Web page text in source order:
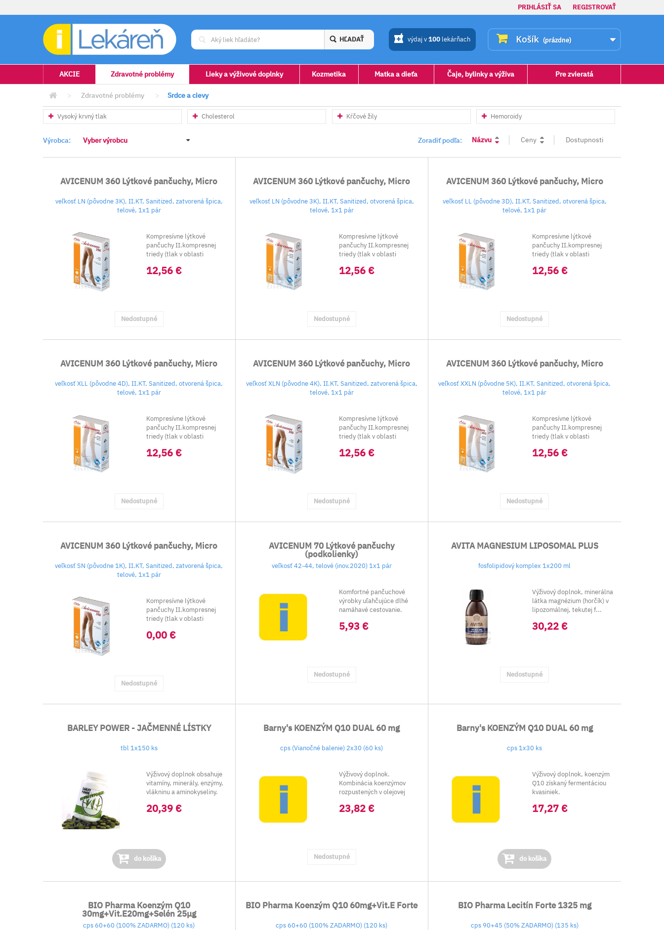
PRIHLÁSIŤ SA REGISTROVAŤ
Košík (prázdne)
HĽADAŤ výdaj v100 lekárňach
AKCIE Zdravotné problémy Lieky a výživové doplnky Kozmetika Matka a dieťa Čaje, bylinky a výživa Pre zvieratá
> Zdravotné problémy > Srdce a cievy
Vysoký krvný tlak Cholesterol Kŕčové žily Hemoroidy
Výrobca: Vyber výrobcu Zoradiť podľa: Názvu Ceny Dostupnosti
AVICENUM 360 Lýtkové pančuchy, Micro
veľkosť LN (pôvodne 3K), II.KT, Sanitized, zatvorená špica,
telové, 1x1 pár
Kompresívne lýtkové
pančuchy II.kompresnej
triedy (tlak v oblasti
Hg).&nbs...
12,56 €
Nedostupné
AVICENUM 360 Lýtkové pančuchy, Micro
veľkosť LN (pôvodne 3K), II.KT, Sanitized, otvorená špica,
telové, 1x1 pár
Kompresívne lýtkové
pančuchy II.kompresnej
triedy (tlak v oblasti
Hg).&nbs...
12,56 €
Nedostupné
AVICENUM 360 Lýtkové pančuchy, Micro
veľkosť LL (pôvodne 3D), II.KT, Sanitized, otvorená špica,
telové, 1x1 pár
Kompresívne lýtkové
pančuchy II.kompresnej
triedy (tlak v oblasti
Hg).&nbs...
12,56 €
Nedostupné
AVICENUM 360 Lýtkové pančuchy, Micro
veľkosť XLL (pôvodne 4D), II.KT, Sanitized, otvorená špica,
telové, 1x1 pár
Kompresívne lýtkové
pančuchy II.kompresnej
triedy (tlak v oblasti
Hg).&nbs...
12,56 €
Nedostupné
AVICENUM 360 Lýtkové pančuchy, Micro
veľkosť XLN (pôvodne 4K), II.KT, Sanitized, zatvorená špica,
telové, 1x1 pár
Kompresívne lýtkové
pančuchy II.kompresnej
triedy (tlak v oblasti
Hg).&nbs...
12,56 €
Nedostupné
AVICENUM 360 Lýtkové pančuchy, Micro
veľkosť XXLN (pôvodne 5K), II.KT, Sanitized, otvorená špica,
telové, 1x1 pár
Kompresívne lýtkové
pančuchy II.kompresnej
triedy (tlak v oblasti
Hg).&nbs...
12,56 €
Nedostupné
AVICENUM 360 Lýtkové pančuchy, Micro
veľkosť SN (pôvodne 1K), II.KT, Sanitized, zatvorená špica,
telové, 1x1 pár
Kompresívne lýtkové
pančuchy II.kompresnej
triedy (tlak v oblasti
Hg).&nbs...
0,00 €
Nedostupné
AVICENUM 70 Lýtkové pančuchy
(podkolienky)
veľkosť 42-44, telové (inov.2020) 1x1 pár
Komfortné pančuchové
výrobky uľahčujúce dlhé
namáhavé cestovanie.
5,93 €
Nedostupné
AVITA MAGNESIUM LIPOSOMAL PLUS
fosfolipidový komplex 1x200 ml
Výživový doplnok, minerálna
látka magnézium (horčík) v
lipozomálnej, tekutej f...
30,22 €
Nedostupné
BARLEY POWER - JAČMENNÉ LÍSTKY
tbl 1x150 ks
Výživový doplnok obsahuje
vitamíny, minerály, enzýmy,
vlákninu a aminokyseliny.
20,39 €
do košíka
Barny's KOENZÝM Q10 DUAL 60 mg
cps (Vianočné balenie) 2x30 (60 ks)
Výživový doplnok.
Kombinácia koenzýmov
rozpustených v olejovej
23,82 €
Nedostupné
Barny's KOENZÝM Q10 DUAL 60 mg
cps 1x30 ks
Výživový doplnok, koenzým
Q10 získaný fermentáciou
kvasiniek.
17,27 €
do košíka
BIO Pharma Koenzým Q10
30mg+Vit.E20mg+Selén 25μg
cps 60+60 (100% ZADARMO) (120 ks)
BIO Pharma Koenzým Q10 60mg+Vit.E Forte
cps 60+60 (100% ZADARMO) (120 ks)
BIO Pharma Lecitín Forte 1325 mg
cps 90+45 (50% ZADARMO) (135 ks)